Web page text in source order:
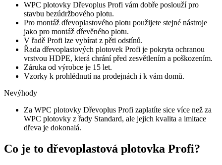
WPC plotovky Dřevoplus Profi vám dobře poslouží pro
stavbu bezúdržbového plotu.
Pro montáž dřevoplastového plotu použijete stejné nástroje
jako pro montáž dřevěného plotu.
V řadě Profi lze vybírat z pěti odstínů.
Řada dřevoplastových plotovek Profi je pokryta ochranou
vrstvou HDPE, která chrání před zesvětlením a poškozením.
Záruka od výrobce je 15 let.
Vzorky k prohlédnutí na prodejnách i k vám domů.
Nevýhody
Za WPC plotovky Dřevoplus Profi zaplatíte sice více než za
WPC plotovky z řady Standard, ale jejich kvalita a imitace
dřeva je dokonalá.
Co je to dřevoplastová plotovka Profi?